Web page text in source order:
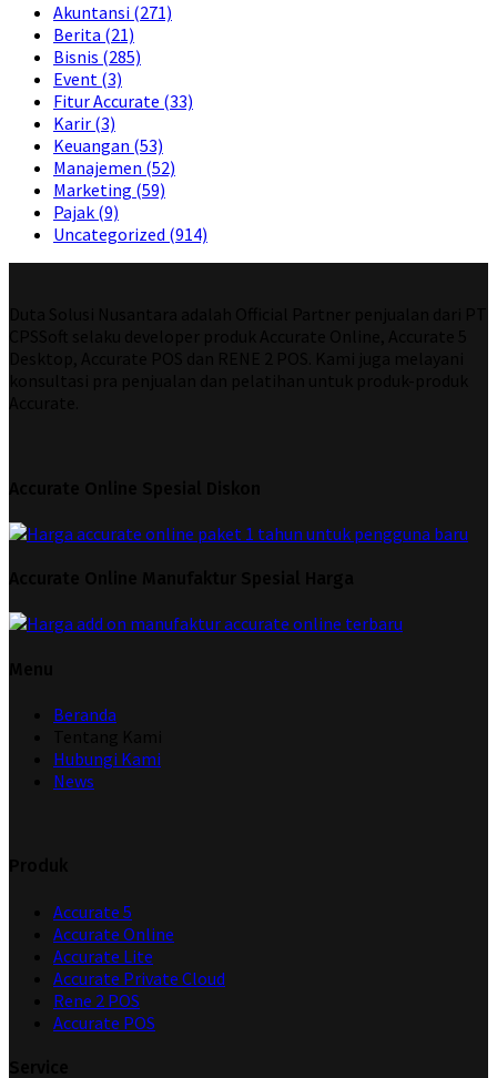
Akuntansi (271)
Berita (21)
Bisnis (285)
Event (3)
Fitur Accurate (33)
Karir (3)
Keuangan (53)
Manajemen (52)
Marketing (59)
Pajak (9)
Uncategorized (914)
Beranda
Hubungi Kami
News
Accurate 5
Accurate Online
Accurate Lite
Accurate Private Cloud
Rene 2 POS
Accurate POS